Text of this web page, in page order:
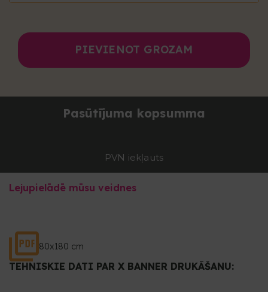
PIEVIENOT GROZAM
Pasūtījuma kopsumma
PVN iekļauts
Lejupielādē mūsu veidnes
80x180 cm
TEHNISKIE DATI PAR X BANNER DRUKĀŠANU: